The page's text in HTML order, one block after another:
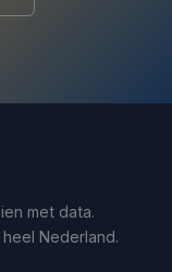
met data.
Nederland.